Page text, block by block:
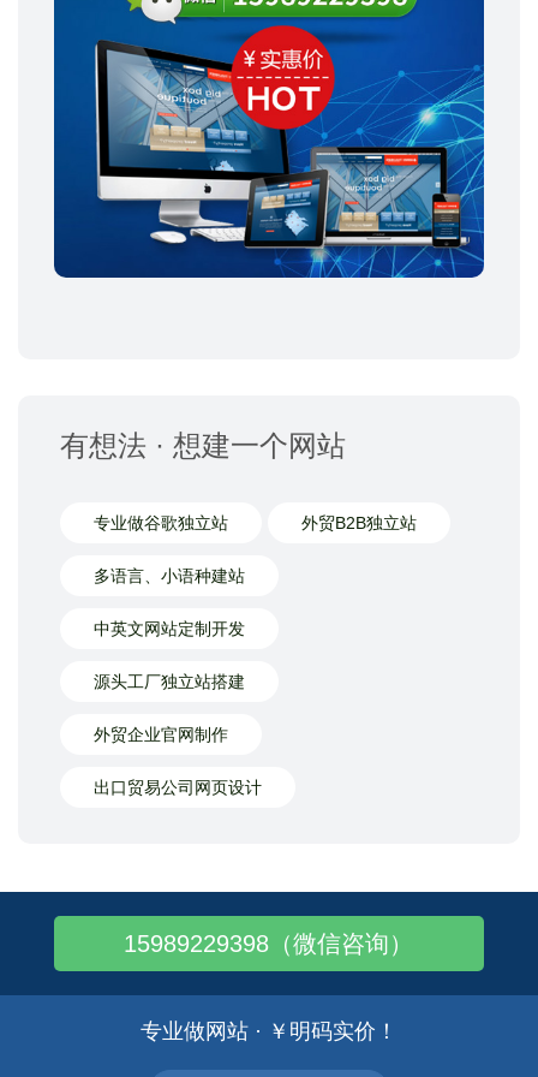
有想法 · 想建一个网站
专业做谷歌独立站 外贸B2B独立站
多语言、小语种建站
中英文网站定制开发
源头工厂独立站搭建
外贸企业官网制作
出口贸易公司网页设计
15989229398（微信咨询）
专业做网站 · ￥明码实价！